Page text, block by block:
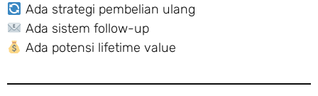
Ada strategi pembelian ulang
Ada sistem follow-up
Ada potensi lifetime value